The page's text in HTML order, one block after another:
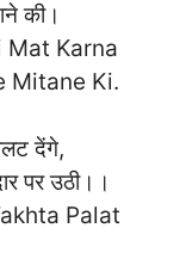
की।
Mat Karna
Mitane Ki.
देंगे,
पर उठी।।
Palat